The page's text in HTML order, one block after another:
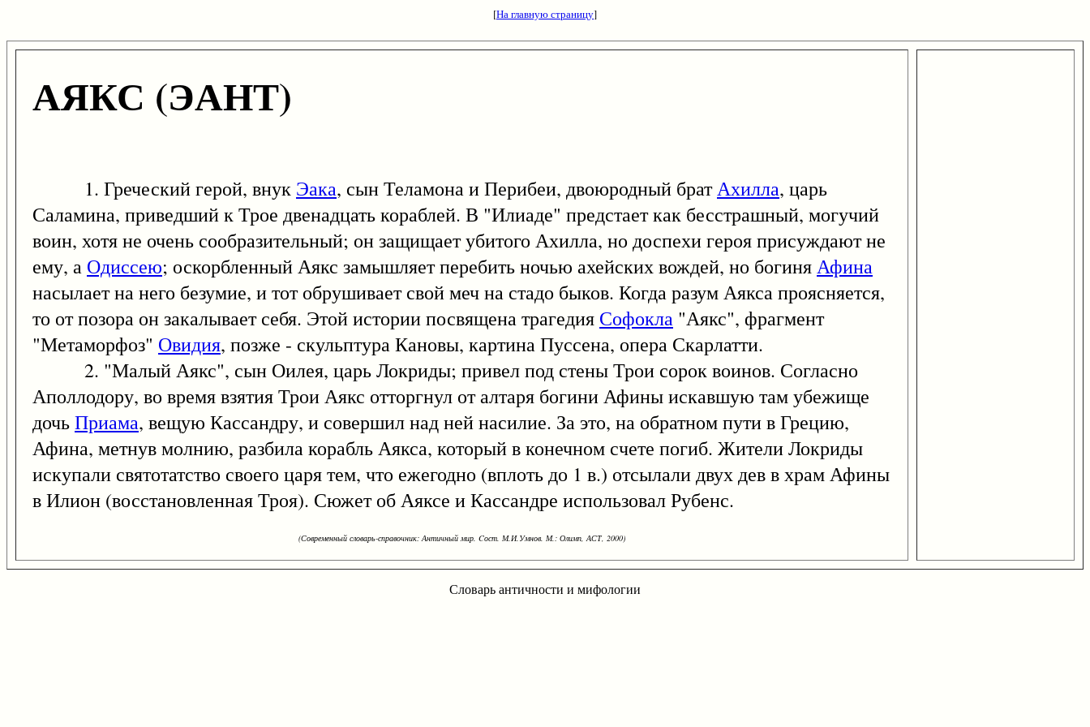
[На главную страницу]
АЯКС (ЭАНТ)
1. Греческий герой, внук Эака, сын Теламона и Перибеи, двоюродный братАхилла, царь
Саламина, приведший к Трое двенадцать кораблей. В "Илиаде" предстает как бесстрашный, могучий
воин, хотя не очень сообразительный; он защищает убитого Ахилла, но доспехи героя присуждают не
ему, а Одиссею; оскорбленный Аякс замышляет перебить ночью ахейских вождей, но богиняАфина
насылает на него безумие, и тот обрушивает свой меч на стадо быков. Когда разум Аякса проясняется,
то от позора он закалывает себя. Этой истории посвящена трагедия Софокла "Аякс", фрагмент
"Метаморфоз" Овидия, позже - скульптура Кановы, картина Пуссена, опера Скарлатти.
2. "Малый Аякс", сын Оилея, царь Локриды; привел под стены Трои сорок воинов. Согласно
Аполлодору, во время взятия Трои Аякс отторгнул от алтаря богини Афины искавшую там убежище
дочьПриама, вещую Кассандру, и совершил над ней насилие. За это, на обратном пути в Грецию,
Афина, метнув молнию, разбила корабль Аякса, который в конечном счете погиб. Жители Локриды
искупали святотатство своего царя тем, что ежегодно (вплоть до 1 в.) отсылали двух дев в храм Афины
в Илион (восстановленная Троя). Сюжет об Аяксе и Кассандре использовал Рубенс.
(Современный словарь-справочник: Античный мир. Cост. М.И.Умнов. М.: Олимп, АСТ, 2000)
Словарь античности и мифологии